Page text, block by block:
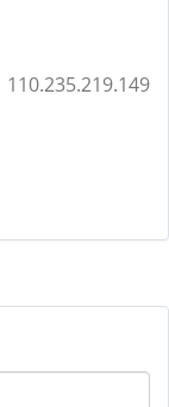
110.235.219.149